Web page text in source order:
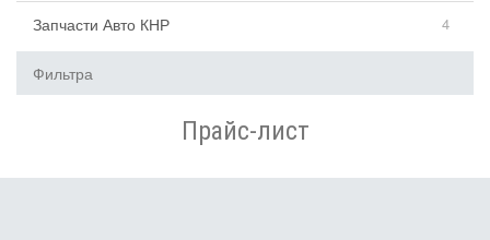
Запчасти Авто КНР 4
Фильтра
Прайс-лист